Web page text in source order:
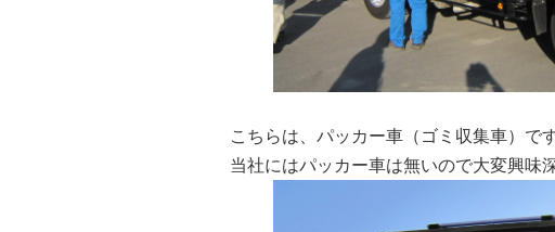
こちらは、パッカー車（ゴミ収集車）です
当社にはパッカー車は無いので大変興味深